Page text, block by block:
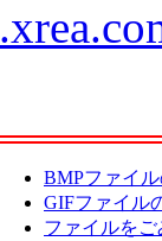
BMPファイ
GIFファイル
ファイルを